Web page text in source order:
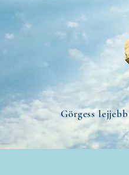
Görgess lejjebb